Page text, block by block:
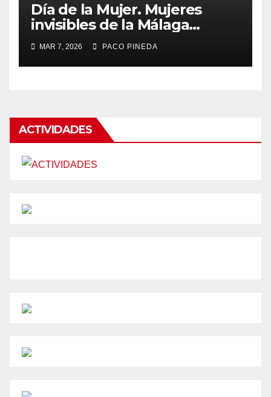
Día de la Mujer. Mujeres
invisibles de la Málaga
Industrial
MAR 7, 2026 PACO PINEDA
ACTIVIDADES